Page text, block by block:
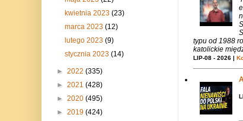
typu od 1988
katolickie
LIP-08 - 2026 |
kwietnia 2023 (23)
marca 2023 (12)
lutego 2023 (9)
stycznia 2023 (14)
► 2022 (335)
► 2021 (428)
► 2020 (495)
► 2019 (424)